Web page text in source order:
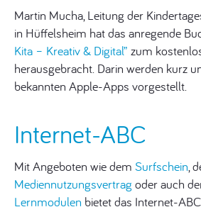
Martin Mucha, Leitung der
in Hüffelsheim hat das anregende
Kita – Kreativ & Digital” zum
herausgebracht. Darin werden kurz
bekannten Apple-Apps vorgestellt.
Internet-ABC
Mit Angeboten wie dem Surfschein,
Mediennutzungsvertrag oder auch
Lernmodulen bietet das Internet-